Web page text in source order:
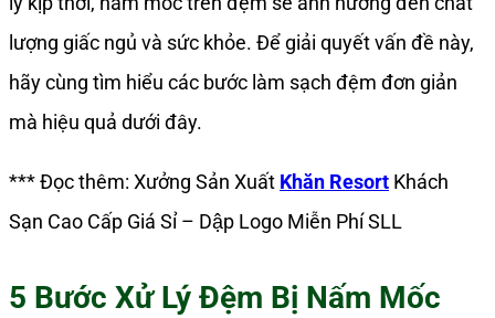
lượng giấc ngủ và sức khỏe. Để giải quyết vấn đề này,
hãy cùng tìm hiểu các bước làm sạch đệm đơn giản
mà hiệu quả dưới đây.
*** Đọc thêm: Xưởng Sản Xuất Khăn Resort Khách
Sạn Cao Cấp Giá Sỉ – Dập Logo Miễn Phí SLL
5 Bước Xử Lý Đệm Bị Nấm Mốc